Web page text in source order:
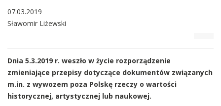
07.03.2019
Sławomir Liżewski
Dnia 5.3.2019 r. weszło w życie rozporządzenie
zmieniające przepisy dotyczące dokumentów związanych
m.in. z wywozem poza Polskę rzeczy o wartości
historycznej, artystycznej lub naukowej.